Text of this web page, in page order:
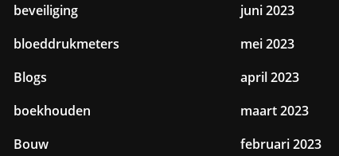
beveiliging
bloeddrukmeters
Blogs
boekhouden
Bouw
juni 2023
mei 2023
april 2023
maart 2023
februari 2023